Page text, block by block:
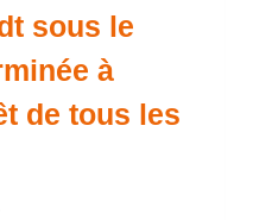
sous le
à
de tous les